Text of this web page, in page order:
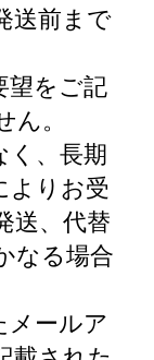
送前まで
望をご記
ん。
く、長期
よりお受
送、代替
なる場合
メールア